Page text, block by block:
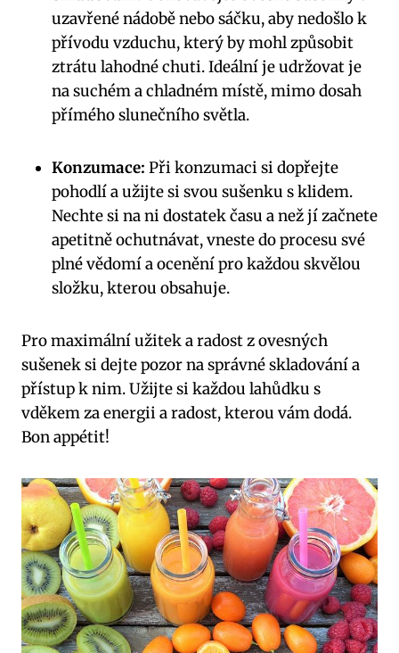
uzavřené nádobě nebo sáčku, aby nedošlo k
přívodu vzduchu, který by mohl způsobit
ztrátu lahodné chuti. Ideální je udržovat je
na suchém a chladném místě, mimo dosah
přímého slunečního světla.
Konzumace: Při konzumaci si dopřejte
pohodlí a užijte si svou sušenku s klidem.
Nechte si na ni dostatek času a než jí začnete
apetitně ochutnávat, vneste do procesu své
plné vědomí a ocenění pro každou skvělou
složku, kterou obsahuje.
Pro maximální užitek a radost z ovesných
sušenek si dejte pozor na správné skladování a
přístup k nim. Užijte si každou lahůdku s
vděkem za energii a radost, kterou vám dodá.
Bon appétit!